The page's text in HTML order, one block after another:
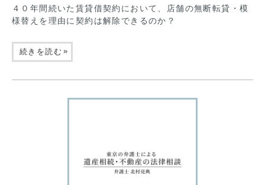
４０年間続いた賃貸借契約において、店舗の無断転貸・模
様替えを理由に契約は解除できるのか？
続きを読む »